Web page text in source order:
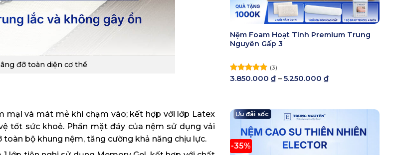
đỡ toàn diện cơ thể
mại và mát mẻ khi chạm vào; kết hợp với lớp Latex
tốt sức khoẻ. Phần mặt đáy của nệm sử dụng vải
bộ khung nệm, tăng cường khả năng chịu lực.
Nệm Foam Hoạt Tính Premium Trung
Nguyên Gấp 3
Được xếp
(3)
3.850.000 ₫ – 5.250.000 ₫Khoảng
giá:
đến
-35%
Ưu đãi sốc